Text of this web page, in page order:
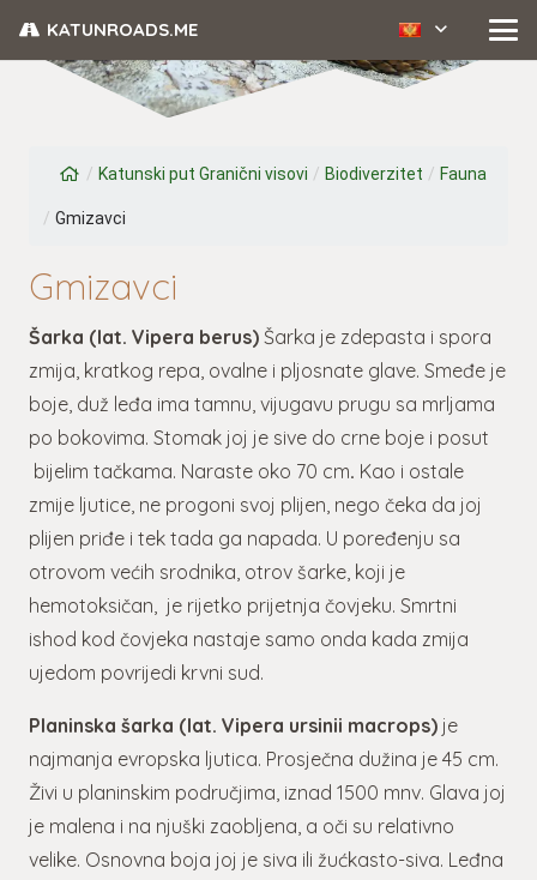
KATUNROADS.ME
/ Katunski put Granični visovi / Biodiverzitet / Fauna
/ Gmizavci
Gmizavci
Šarka (lat. Vipera berus) Šarka je zdepasta i spora
zmija, kratkog repa, ovalne i pljosnate glave. Smeđe je
boje, duž leđa ima tamnu, vijugavu prugu sa mrljama
po bokovima. Stomak joj je sive do crne boje i posut
bijelim tačkama. Naraste oko 70 cm. Kao i ostale
zmije ljutice, ne progoni svoj plijen, nego čeka da joj
plijen priđe i tek tada ga napada. U poređenju sa
otrovom većih srodnika, otrov šarke, koji je
hemotoksičan, je rijetko prijetnja čovjeku. Smrtni
ishod kod čovjeka nastaje samo onda kada zmija
ujedom povrijedi krvni sud.
Planinska šarka (lat. Vipera ursinii macrops) je
najmanja evropska ljutica. Prosječna dužina je 45 cm.
Živi u planinskim područjima, iznad 1500 mnv. Glava joj
je malena i na njuški zaobljena, a oči su relativno
velike. Osnovna boja joj je siva ili žućkasto-siva. Leđna